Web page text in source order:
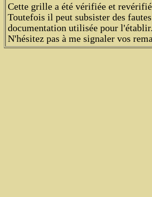
Cette grille a été vérifiée et
Toutefois il peut subsister des
documentation utilisée pour l'établir.
N'hésitez pas à me signaler vos